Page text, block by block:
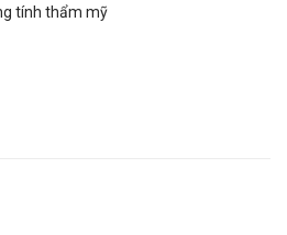
tính thẩm mỹ